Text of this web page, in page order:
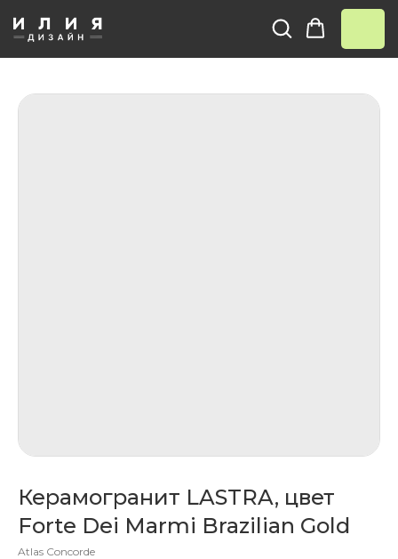
Керамогранит LASTRA, цвет
Forte Dei Marmi Brazilian Gold
Atlas Concorde